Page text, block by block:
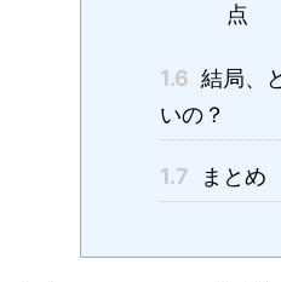
点
1.6 結局、
いの？
1.7 まとめ